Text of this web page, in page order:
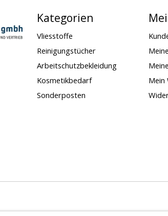
Kategorien
Vliesstoffe
Reinigungstücher
Arbeitschutzbekleidung
Kosmetikbedarf
Sonderposten
Mein